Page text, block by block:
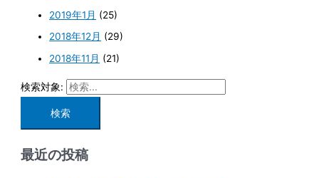
2019年1月 (25)
2018年12月 (29)
2018年11月 (21)
検索対象:
最近の投稿